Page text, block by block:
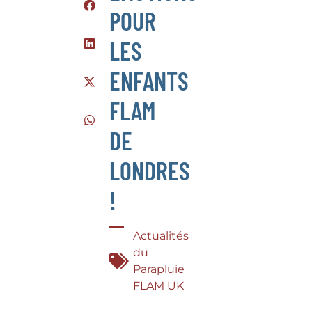
POUR
LES
ENFANTS
FLAM
DE
LONDRES
!
Actualités
du
Parapluie
FLAM UK